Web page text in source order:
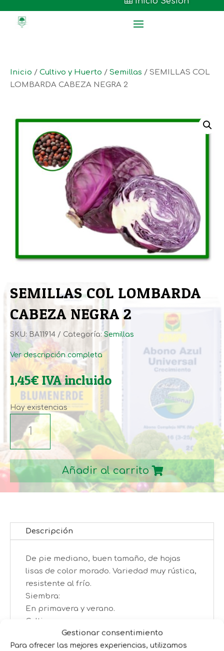
Gestionar consentimiento
Para ofrecer las mejores experiencias, utilizamos
Inicio / Cultivo y Huerto / Semillas / SEMILLAS COL
LOMBARDA CABEZA NEGRA 2
SEMILLAS COL LOMBARDA
CABEZA NEGRA 2
SKU: BA11914 Categoría: Semillas
Ver descripción completa
1,45€ IVA incluido
Hay existencias
SEMILLAS
COL
LOMBARDA
CABEZA
NEGRA
2
cantidad
Añadir al carrito
Descripción
De pie mediano, buen tamaño, de hojas
lisas de color morado. Variedad muy rústica,
resistente al frío.
Siembra:
En primavera y verano.
Cultivo:
En semillero, cuando las plantas tengan de
3 a 4 hojas trasplantar al marco de 60×50 cm.